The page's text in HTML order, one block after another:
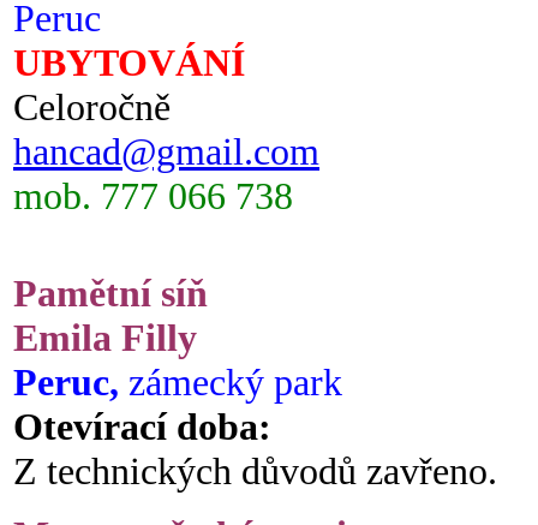
Peruc
UBYTOVÁNÍ
Celoročně
hancad@gmail.com
mob. 777 066 738
Pamětní síň
Emila Filly
Peruc, zámecký park
Otevírací doba:
Z technických důvodů zavřeno.